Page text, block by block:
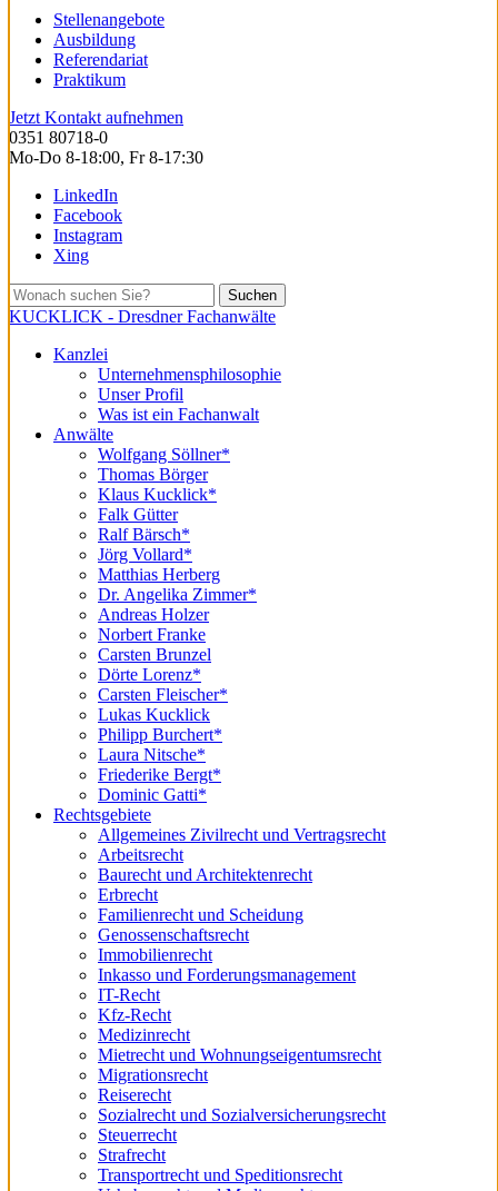
Stellenangebote
Ausbildung
Referendariat
Praktikum
Jetzt Kontakt aufnehmen
0351 80718-0
Mo-Do 8-18:00, Fr 8-17:30
LinkedIn
Facebook
Instagram
Xing
Suchen
KUCKLICK - Dresdner Fachanwälte
Kanzlei
Unternehmensphilosophie
Unser Profil
Was ist ein Fachanwalt
Anwälte
Wolfgang Söllner*
Thomas Börger
Klaus Kucklick*
Falk Gütter
Ralf Bärsch*
Jörg Vollard*
Matthias Herberg
Dr. Angelika Zimmer*
Andreas Holzer
Norbert Franke
Carsten Brunzel
Dörte Lorenz*
Carsten Fleischer*
Lukas Kucklick
Philipp Burchert*
Laura Nitsche*
Friederike Bergt*
Dominic Gatti*
Rechtsgebiete
Allgemeines Zivilrecht und Vertragsrecht
Arbeitsrecht
Baurecht und Architektenrecht
Erbrecht
Familienrecht und Scheidung
Genossenschaftsrecht
Immobilienrecht
Inkasso und Forderungsmanagement
IT-Recht
Kfz-Recht
Medizinrecht
Mietrecht und Wohnungseigentumsrecht
Migrationsrecht
Reiserecht
Sozialrecht und Sozialversicherungsrecht
Steuerrecht
Strafrecht
Transportrecht und Speditionsrecht